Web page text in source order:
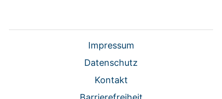
Impressum
Datenschutz
Kontakt